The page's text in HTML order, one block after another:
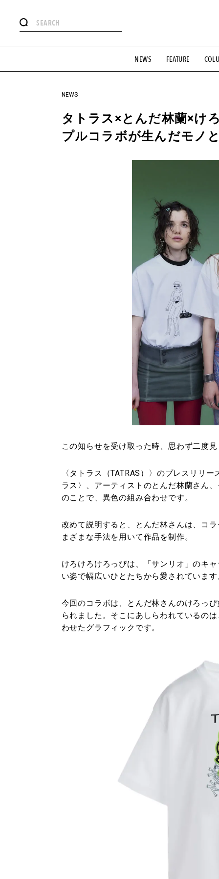
NEWS FEATURE
#憧れの逸品 #ESSENTIAL
#GH 銘品の所以 #フイナムのYouTube #Commune H
#HANDSOME HANDBOOK
NEWS
タトラス×とんだ林蘭×け
プルコラボが生んだモノ
この知らせを受け取った時、思わず二度
〈タトラス（TATRAS）〉のプレスリリ
ラス〉、アーティストのとんだ林蘭さん
のことで、異色の組み合わせです。
改めて説明すると、とんだ林さんは、コ
まざまな手法を用いて作品を制作。
けろけろけろっぴは、「サンリオ」のキ
い姿で幅広いひとたちから愛されています
今回のコラボは、とんだ林さんのけろっ
られました。そこにあしらわれているの
わせたグラフィックです。